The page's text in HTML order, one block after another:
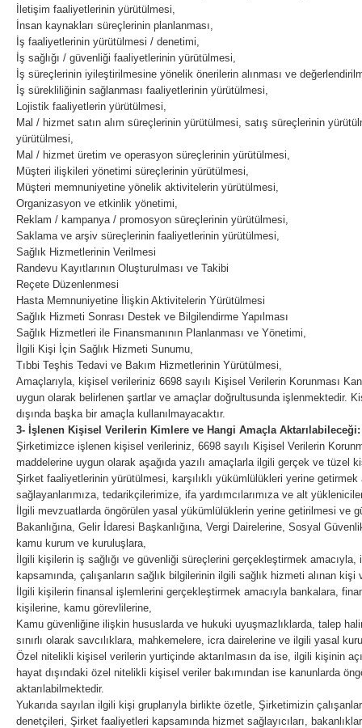
İletişim faaliyetlerinin yürütülmesi,
İnsan kaynakları süreçlerinin planlanması,
İş faaliyetlerinin yürütülmesi / denetimi,
İş sağlığı / güvenliği faaliyetlerinin yürütülmesi,
İş süreçlerinin iyileştirilmesine yönelik önerilerin alınması ve
İş sürekliliğinin sağlanması faaliyetlerinin yürütülmesi,
Lojistik faaliyetlerin yürütülmesi,
Mal / hizmet satın alım süreçlerinin yürütülmesi, satış süreçlerinin
yürütülmesi,
Mal / hizmet üretim ve operasyon süreçlerinin yürütülmesi,
Müşteri ilişkileri yönetimi süreçlerinin yürütülmesi,
Müşteri memnuniyetine yönelik aktivitelerin yürütülmesi,
Organizasyon ve etkinlik yönetimi,
Reklam / kampanya / promosyon süreçlerinin yürütülmesi,
Saklama ve arşiv süreçlerinin faaliyetlerinin yürütülmesi,
Sağlık Hizmetlerinin Verilmesi
Randevu Kayıtlarının Oluşturulması ve Takibi
Reçete Düzenlenmesi
Hasta Memnuniyetine İlişkin Aktivitelerin Yürütülmesi
Sağlık Hizmeti Sonrası Destek ve Bilgilendirme Yapılması
Sağlık Hizmetleri ile Finansmanının Planlanması ve Yönetimi,
İlgili Kişi İçin Sağlık Hizmeti Sunumu,
Tıbbi Teşhis Tedavi ve Bakım Hizmetlerinin Yürütülmesi,
Amaçlarıyla, kişisel verileriniz 6698 sayılı Kişisel Verilerin Korunması
uygun olarak belirlenen şartlar ve amaçlar doğrultusunda işlenmektedir.
dışında başka bir amaçla kullanılmayacaktır.
3- İşlenen Kişisel Verilerin Kimlere ve Hangi Amaçla Aktarılabileceği:
Şirketimizce işlenen kişisel verileriniz, 6698 sayılı Kişisel Verilerin
maddelerine uygun olarak aşağıda yazılı amaçlarla ilgili gerçek ve tüzel
Şirket faaliyetlerinin yürütülmesi, karşılıklı yükümlülükleri yerine
sağlayanlarımıza, tedarikçilerimize, ifa yardımcılarımıza ve alt
İlgili mevzuatlarda öngörülen yasal yükümlülüklerin yerine getirilmesi ve
Bakanlığına, Gelir İdaresi Başkanlığına, Vergi Dairelerine, Sosyal
kamu kurum ve kuruluşlara,
İlgili kişilerin iş sağlığı ve güvenliği süreçlerini gerçekleştirmek amacıyla,
kapsamında, çalışanların sağlık bilgilerinin ilgili sağlık hizmeti alınan
İlgili kişilerin finansal işlemlerini gerçekleştirmek amacıyla bankalara,
kişilerine, kamu görevlilerine,
Kamu güvenliğine ilişkin hususlarda ve hukuki uyuşmazlıklarda, talep
sınırlı olarak savcılıklara, mahkemelere, icra dairelerine ve ilgili yasal
Özel nitelikli kişisel verilerin yurtiçinde aktarılmasın da ise, ilgili kişinin
hayat dışındaki özel nitelikli kişisel veriler bakımından ise kanunlarda
aktarılabilmektedir.
Yukarıda sayılan ilgili kişi gruplarıyla birlikte özetle, Şirketimizin
denetçileri, Şirket faaliyetleri kapsamında hizmet sağlayıcıları,